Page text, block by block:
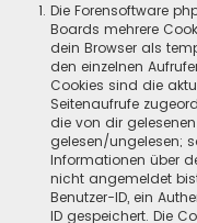
Die Forensoftware
Boards mehrere
dein Browser als
den einzelnen
Cookies sind die
Seitenaufrufe
die von dir
gelesen/ungelesen;
Informationen über
nicht angemeldet
Benutzer-ID, ein
ID gespeichert. Die